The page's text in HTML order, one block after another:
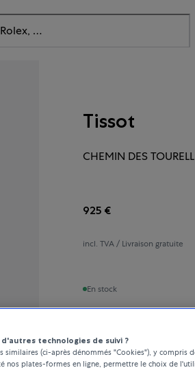
Tissot
CHEMIN DES
925 €
incl. TVA / Livraison gratuite
En stock
technologies de suivi ?
similaires (ci-après dénommés "Cookies"), y compris
nos plates-formes en ligne, permettre le choix de